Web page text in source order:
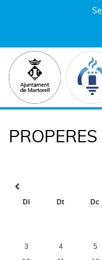
Dl
Dt Dc
3
4 5